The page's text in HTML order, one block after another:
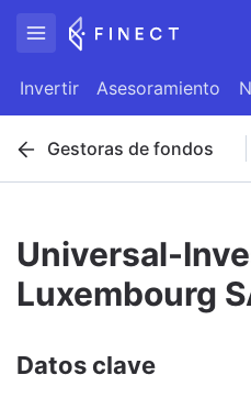
Invertir Asesoramiento
Gestoras de fondos
Universal-
Luxembourg
Datos clave